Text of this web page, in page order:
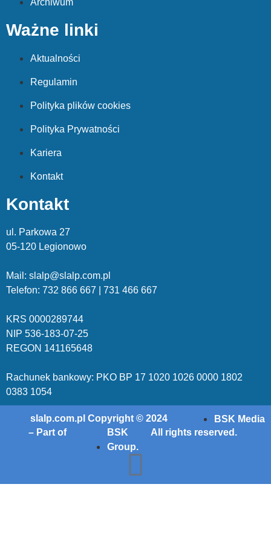
Archiwum
Ważne linki
Aktualności
Regulamin
Polityka plików cookies
Polityka Prywatności
Kariera
Kontakt
Kontakt
ul. Parkowa 27
05-120 Legionowo
Mail: slalp@slalp.com.pl
Telefon: 732 866 667 | 731 466 667
KRS 0000289744
NIP 536-183-07-25
REGON 141165648
Rachunek bankowy: PKO BP 17 1020 1026 0000 1802
0383 1054
slalp.com.pl Copyright © 2024
BSK Media
– Part of
BSK
Group.
All rights reserved.